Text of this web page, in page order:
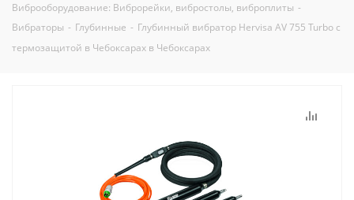
Виброоборудование: Виброрейки, вибростолы, виброплиты -
Вибраторы - Глубинные - Глубинный вибратор Hervisa AV 755 Turbo с
термозащитой в Чебоксарах в Чебоксарах